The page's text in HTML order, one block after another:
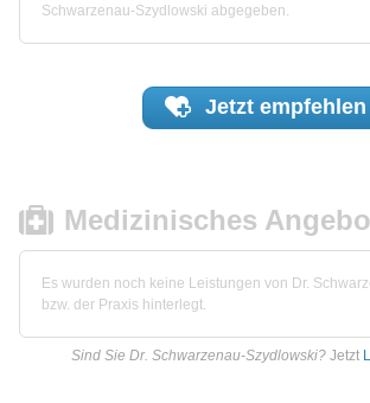
Schwarzenau-Szydlowski abgegeben.
Jetzt empfehlen
Medizinisches
Es wurden noch keine Leistungen von Dr.
bzw. der Praxis hinterlegt.
Sind Sie Dr. Schwarzenau-Szydlowski? Jetzt